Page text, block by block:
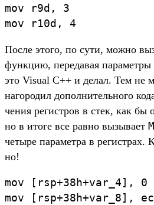
mov
r9d ,
3
mov
r10d , 4
Пос­ле это­го, по сути, мож­но
фун­кцию, переда­вая
это Visual C++ и делал. Тем не
нагоро­дил допол­нитель­ного
чения регис­тров в стек, как бы
но в ито­ге все рав­но вызыва­ет
четыре парамет­ра в
но!
mov [ rsp+38h+var_4] ,
0
mov
[ rsp+38h+var_8] ,